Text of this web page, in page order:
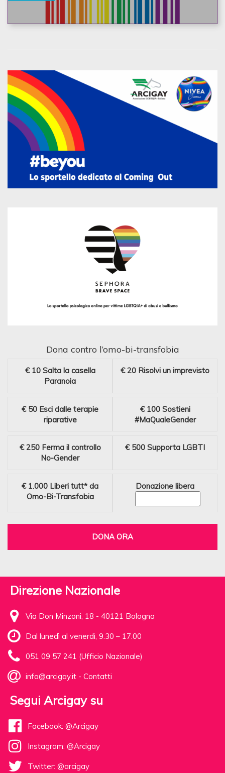
Dona contro l’omo-bi-transfobia
€ 10 Salta la casella
Paranoia
€ 20 Risolvi un imprevisto
€ 50 Esci dalle terapie
riparative
€ 100 Sostieni
#MaQualeGender
€ 250 Ferma il controllo
No-Gender
€ 500 Supporta LGBTI
€ 1.000 Liberi tutt* da
Omo-Bi-Transfobia
Donazione libera
DONA ORA
Direzione Nazionale
Via Don Minzoni, 18 - 40121 Bologna
Dal lunedì al venerdì, 9.30 – 17.00
051 09 57 241 (Ufficio Nazionale)
info@arcigay.it - Contatti
Segui Arcigay su
Facebook: @Arcigay
Instagram: @Arcigay
Twitter: @arcigay